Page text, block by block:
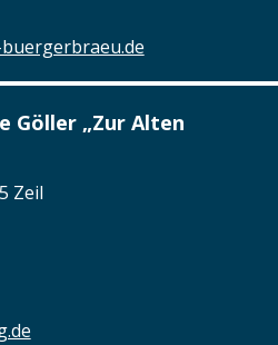
Göller „Zur Alten
Zeil